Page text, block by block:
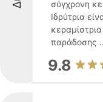
σύγχρονη
Ιδρύτρια
παράδοσης
9.8